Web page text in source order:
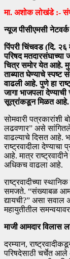
मा. अशोक लोखंडे :-
न्यूज पीसीएमसी नेटवर्क
पिंपरी चिंचवड (दि.
परिषद मतदारसंघाच्या
चित्र समोर येत आहे.
ताब्यात घेण्याचे स्पष्ट
वाढली आहे. पुणे हा
जागा भाजपला
सूत्रांकडून मिळत आहे.
सोमवारी
लढवणार” असे
वाढल्याचे दिसत आहे.
राष्ट्रवादीला
आहे. मात्र
अधिकच वाढला आहे.
राष्ट्रवादीच्या
समजते. “संख्याबळ
द्यायची?” असा
महायुतीतील
माजी आमदार विलास
दरम्यान,
परिषदेसाठी चर्चेत